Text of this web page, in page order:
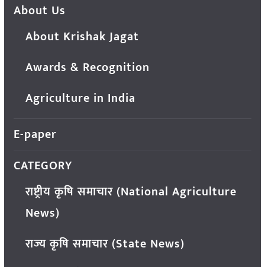
About Us
About Krishak Jagat
Awards & Recognition
Agriculture in India
E-paper
CATEGORY
राष्ट्रीय कृषि समाचार (National Agriculture
News)
राज्य कृषि समाचार (State News)